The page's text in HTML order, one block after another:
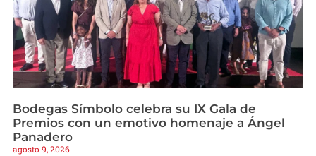
Bodegas Símbolo celebra su IX Gala de
Premios con un emotivo homenaje a Ángel
Panadero
agosto 9, 2026